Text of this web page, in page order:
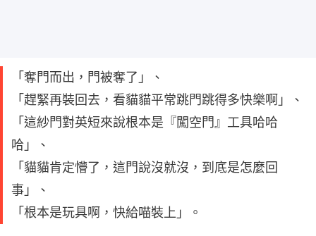
「奪門而出，門被奪了」、
「趕緊再裝回去，看貓貓平常跳門跳得多快樂啊」、
「這紗門對英短來說根本是『闖空門』工具哈哈
哈」、
「貓貓肯定懵了，這門說沒就沒，到底是怎麼回
事」、
「根本是玩具啊，快給喵裝上」。